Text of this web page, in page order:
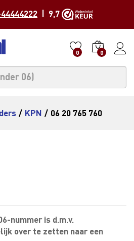
| 9,7
0 0
/ KPN / 06 20 765 760
nummer is d.m.v.
over te zetten naar een